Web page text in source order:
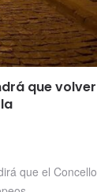
que volver
que el Concello